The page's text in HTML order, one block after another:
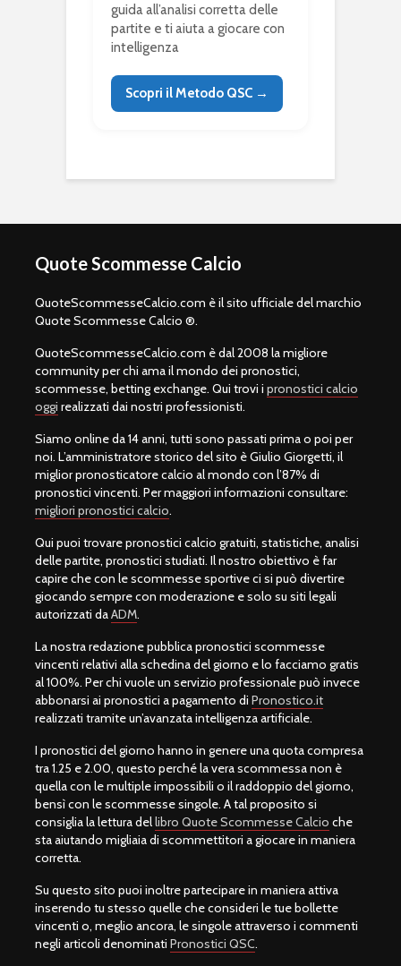
guida all’analisi corretta delle
partite e ti aiuta a giocare con
intelligenza
Scopri il Metodo QSC →
Quote Scommesse Calcio
QuoteScommesseCalcio.com è il sito ufficiale del marchio
Quote Scommesse Calcio ®.
QuoteScommesseCalcio.com è dal 2008 la migliore
community per chi ama il mondo dei pronostici,
scommesse, betting exchange. Qui trovi i pronostici calcio
oggi realizzati dai nostri professionisti.
Siamo online da 14 anni, tutti sono passati prima o poi per
noi. L’amministratore storico del sito è Giulio Giorgetti, il
miglior pronosticatore calcio al mondo con l’87% di
pronostici vincenti. Per maggiori informazioni consultare:
migliori pronostici calcio.
Qui puoi trovare pronostici calcio gratuiti, statistiche, analisi
delle partite, pronostici studiati. Il nostro obiettivo è far
capire che con le scommesse sportive ci si può divertire
giocando sempre con moderazione e solo su siti legali
autorizzati daADM.
La nostra redazione pubblica pronostici scommesse
vincenti relativi alla schedina del giorno e lo facciamo gratis
al 100%. Per chi vuole un servizio professionale può invece
abbonarsi ai pronostici a pagamento di Pronostico.it
realizzati tramite un’avanzata intelligenza artificiale.
I pronostici del giorno hanno in genere una quota compresa
tra 1.25 e 2.00, questo perché la vera scommessa non è
quella con le multiple impossibili o il raddoppio del giorno,
bensì con le scommesse singole. A tal proposito si
consiglia la lettura dellibro Quote Scommesse Calcio che
sta aiutando migliaia di scommettitori a giocare in maniera
corretta.
Su questo sito puoi inoltre partecipare in maniera attiva
inserendo tu stesso quelle che consideri le tue bollette
vincenti o, meglio ancora, le singole attraverso i commenti
negli articoli denominati Pronostici QSC.